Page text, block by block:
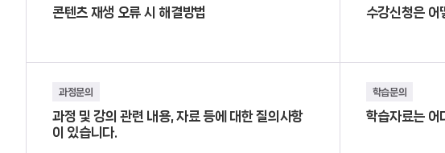
콘텐츠 재생 오류 시 해결방법 수강신청은 어
과정문의
과정 및 강의 관련 내용, 자료 등에 대한 질의사항
이 있습니다.
학습문의
학습자료는 어